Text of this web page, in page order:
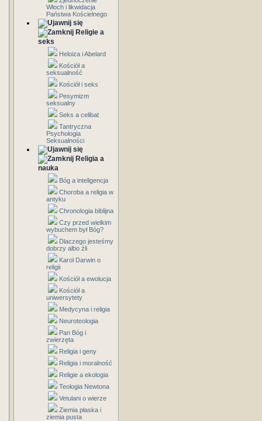
Włoch i likwidacja
Państwa Kościelnego
Religie a
seks
Heloiza i Abelard
Kościół a
seksualność
Kościół i seks
Pesymizm
seksualny
Seks a celibat
Tantryczna
Psychologia
Seksualności
Religia a
nauka
Bóg a inteligencja
Choroba a religia w
antyku
Chronologia biblijna
Czy przed wielkim
wybuchem był Bóg?
Dlaczego jesteśmy
dobrzy albo źli
Karol Darwin o
religii
Kościół a ewolucja
Kościół a
uniwersytety
Medycyna i religia
Neuroteologia
Pan Bóg i
zwierzęta
Religia i geny
Religia i moralność
Religie a ekologia
Teologia Newtona
Vetulani o wierze
Ziemia płaska i
ziemia pusta